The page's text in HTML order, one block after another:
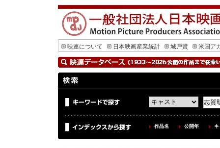
映連について 日本映画産業統計 城戸賞 米国ア
作品名 公開年